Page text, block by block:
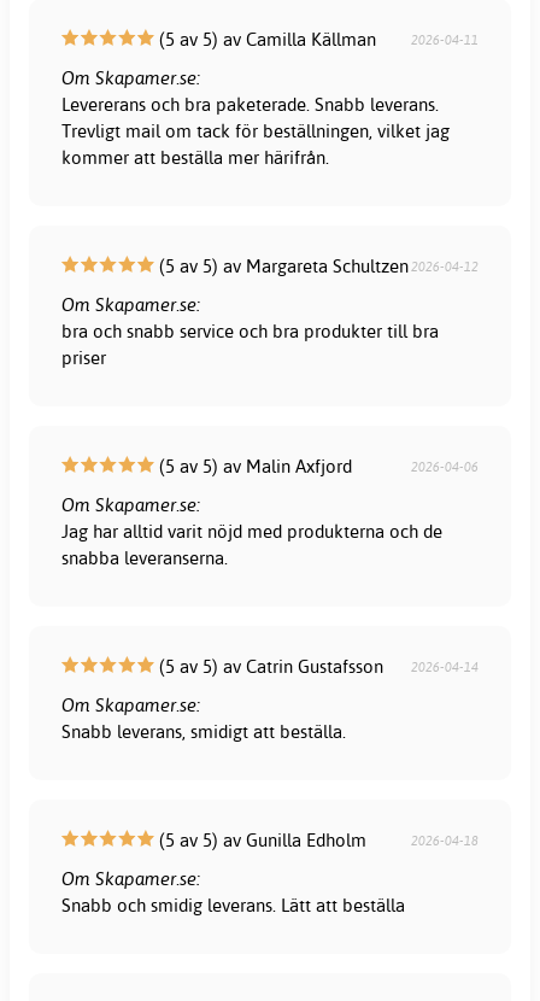
(5 av 5) av Camilla Källman 2026-04-11
Om Skapamer.se:
Levererans och bra paketerade. Snabb leverans.
Trevligt mail om tack för beställningen, vilket jag
kommer att beställa mer härifrån.
(5 av 5) av Margareta Schultzen2026-04-12
Om Skapamer.se:
bra och snabb service och bra produkter till bra
priser
(5 av 5) av Malin Axfjord 2026-04-06
Om Skapamer.se:
Jag har alltid varit nöjd med produkterna och de
snabba leveranserna.
(5 av 5) av Catrin Gustafsson 2026-04-14
Om Skapamer.se:
Snabb leverans, smidigt att beställa.
(5 av 5) av Gunilla Edholm 2026-04-18
Om Skapamer.se:
Snabb och smidig leverans. Lätt att beställa